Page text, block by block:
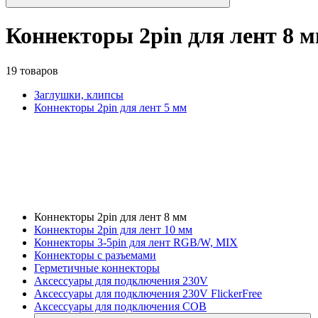
Коннекторы 2pin для лент 8
19 товаров
Заглушки, клипсы
Коннекторы 2pin для лент 5 мм
Коннекторы 2pin для лент 8 мм
Коннекторы 2pin для лент 10 мм
Коннекторы 3-5pin для лент RGB/W, MIX
Коннекторы с разъемами
Герметичные коннекторы
Аксессуары для подключения 230V
Аксессуары для подключения 230V FlickerFree
Аксессуары для подключения COB